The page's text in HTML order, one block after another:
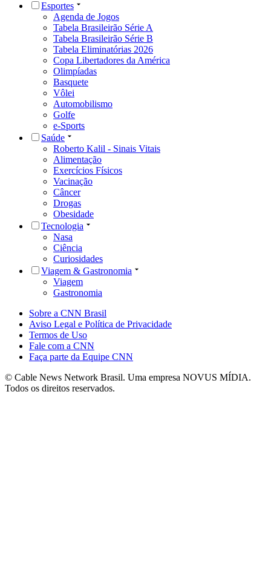
Esportes
Agenda de Jogos
Tabela Brasileirão Série A
Tabela Brasileirão Série B
Tabela Eliminatórias 2026
Copa Libertadores da América
Olimpíadas
Basquete
Vôlei
Automobilismo
Golfe
e-Sports
Saúde
Roberto Kalil - Sinais Vitais
Alimentação
Exercícios Físicos
Vacinação
Câncer
Drogas
Obesidade
Tecnologia
Nasa
Ciência
Curiosidades
Viagem & Gastronomia
Viagem
Gastronomia
Sobre a CNN Brasil
Aviso Legal e Política de Privacidade
Termos de Uso
Fale com a CNN
Faça parte da Equipe CNN
© Cable News Network Brasil. Uma empresa NOVUS MÍDIA.
Todos os direitos reservados.